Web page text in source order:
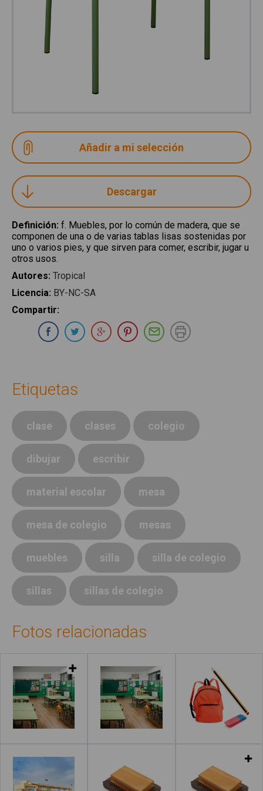
Descargar
Definición: f. Muebles, por lo común de madera, que se
componen de una o de varias tablas lisas sostenidas por
uno o varios pies, y que sirven para comer, escribir, jugar u
otros usos.
Autores: Tropical
Licencia: BY-NC-SA
Compartir:
Compartir en Whatsapp
Compartir en Facebook
Compartir en Twitter
Compartir en Google Plus
Compartir en Pinterest
Compartir por E-
Etiquetas
clase clases colegio
dibujar escribir
material escolar mesa
mesa de colegio mesas
muebles silla silla de colegio
sillas sillas de colegio
Fotos relacionadas